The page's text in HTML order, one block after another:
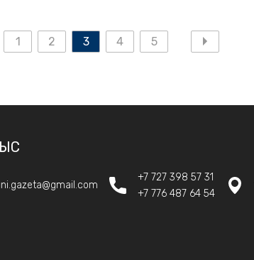
1 2 3 4 5
+7 727 398 57 31
+7 776 487 64 54